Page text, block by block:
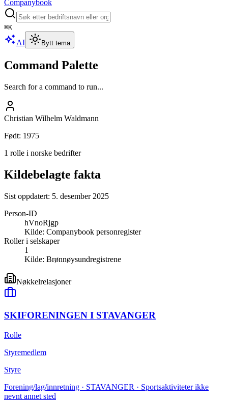
Companybook
⌘K
AI Bytt tema
Command Palette
Search for a command to run...
Christian Wilhelm Waldmann
Født: 1975
1 rolle i norske bedrifter
Kildebelagte fakta
Sist oppdatert: 5. desember 2025
Person-ID
hVnoRjgp
Kilde: Companybook personregister
Roller i selskaper
1
Kilde: Brønnøysundregistrene
Nøkkelrelasjoner
SKIFORENINGEN I STAVANGER
Rolle
Styremedlem
Styre
Forening/lag/innretning · STAVANGER · Sportsaktiviteter ikke
nevnt annet sted